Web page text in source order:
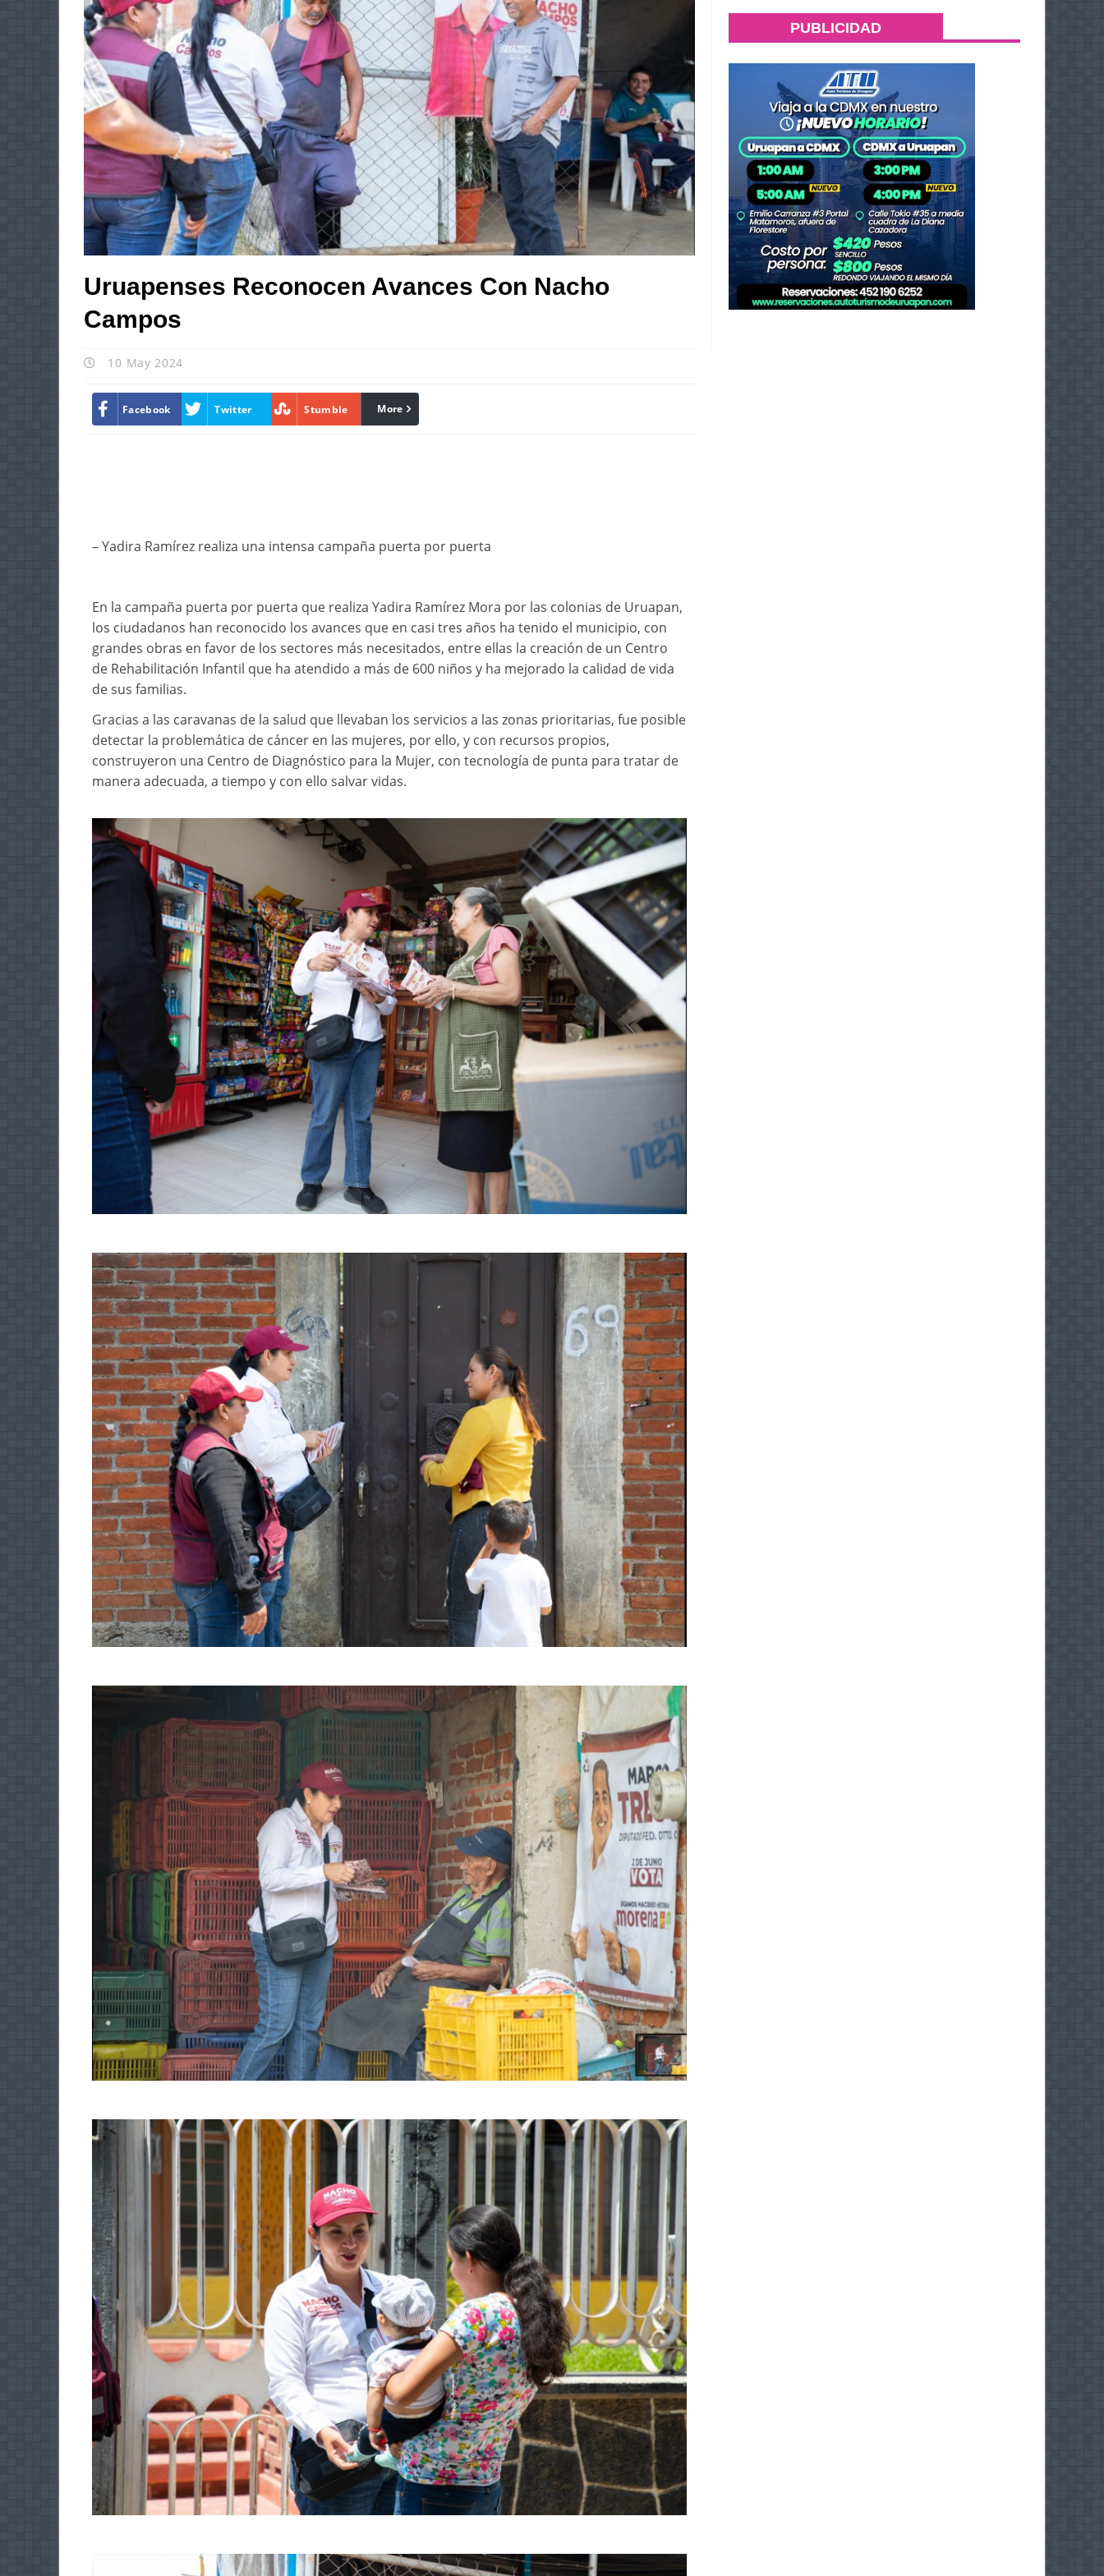
Uruapenses Reconocen Avances Con Nacho
Campos
10 May 2024
Facebook Twitter Stumble linkedin
More
– Yadira Ramírez realiza una intensa campaña puerta por puerta
En la campaña puerta por puerta que realiza Yadira Ramírez Mora por las colonias de Uruapan,
los ciudadanos han reconocido los avances que en casi tres años ha tenido el municipio, con
grandes obras en favor de los sectores más necesitados, entre ellas la creación de un Centro
de Rehabilitación Infantil que ha atendido a más de 600 niños y ha mejorado la calidad de vida
de sus familias.
Gracias a las caravanas de la salud que llevaban los servicios a las zonas prioritarias, fue posible
detectar la problemática de cáncer en las mujeres, por ello, y con recursos propios,
construyeron una Centro de Diagnóstico para la Mujer, con tecnología de punta para tratar de
manera adecuada, a tiempo y con ello salvar vidas.
PUBLICIDAD